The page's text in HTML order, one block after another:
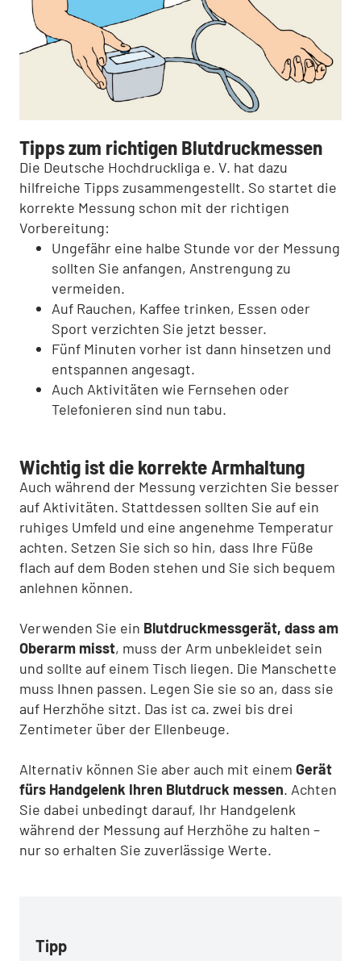
Tipps zum richtigen Blutdruckmessen
Die Deutsche Hochdruckliga e. V. hat dazu
hilfreiche Tipps zusammengestellt. So startet die
korrekte Messung schon mit der richtigen
Vorbereitung:
Ungefähr eine halbe Stunde vor der Messung
sollten Sie anfangen, Anstrengung zu
vermeiden.
Auf Rauchen, Kaffee trinken, Essen oder
Sport verzichten Sie jetzt besser.
Fünf Minuten vorher ist dann hinsetzen und
entspannen angesagt.
Auch Aktivitäten wie Fernsehen oder
Telefonieren sind nun tabu.
Wichtig ist die korrekte Armhaltung
Auch während der Messung verzichten Sie besser
auf Aktivitäten. Stattdessen sollten Sie auf ein
ruhiges Umfeld und eine angenehme Temperatur
achten. Setzen Sie sich so hin, dass Ihre Füße
flach auf dem Boden stehen und Sie sich bequem
anlehnen können.
Verwenden Sie ein Blutdruckmessgerät, dass am
Oberarm misst, muss der Arm unbekleidet sein
und sollte auf einem Tisch liegen. Die Manschette
muss Ihnen passen. Legen Sie sie so an, dass sie
auf Herzhöhe sitzt. Das ist ca. zwei bis drei
Zentimeter über der Ellenbeuge.
Alternativ können Sie aber auch mit einem Gerät
fürs Handgelenk Ihren Blutdruck messen. Achten
Sie dabei unbedingt darauf, Ihr Handgelenk
während der Messung auf Herzhöhe zu halten –
nur so erhalten Sie zuverlässige Werte.
Tipp